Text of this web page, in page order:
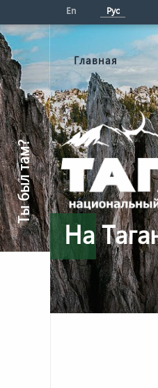
En Рус
Главная
На
Ты был там?